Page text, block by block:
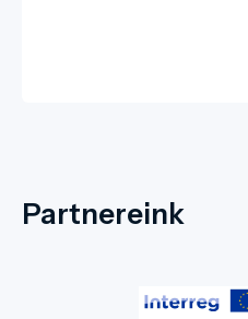
Partnereink